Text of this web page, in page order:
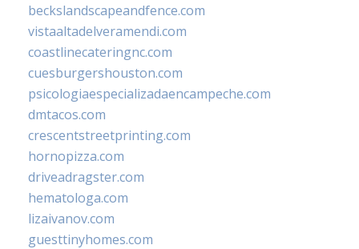
beckslandscapeandfence.com
vistaaltadelveramendi.com
coastlinecateringnc.com
cuesburgershouston.com
psicologiaespecializadaencampeche.com
dmtacos.com
crescentstreetprinting.com
hornopizza.com
driveadragster.com
hematologa.com
lizaivanov.com
guesttinyhomes.com